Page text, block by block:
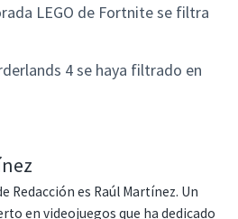
LEGO de Fortnite se filtra
4 se haya filtrado en
Redacción es Raúl Martínez. Un
en videojuegos que ha dedicado